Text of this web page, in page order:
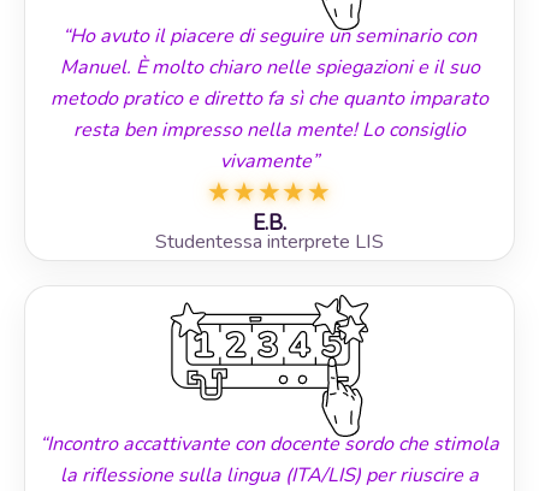
“Ho avuto il piacere di seguire un seminario con
Manuel. È molto chiaro nelle spiegazioni e il suo
metodo pratico e diretto fa sì che quanto imparato
resta ben impresso nella mente! Lo consiglio
vivamente”
★★★★★
E.B.
Studentessa interprete LIS
“Incontro accattivante con docente sordo che stimola
la riflessione sulla lingua (ITA/LIS) per riuscire a